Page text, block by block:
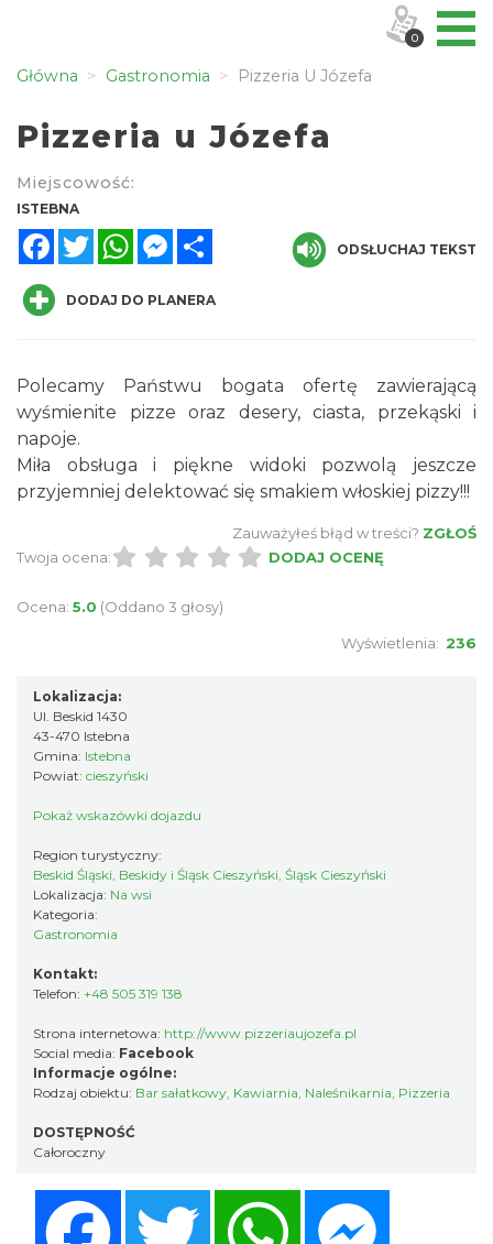
Główna Gastronomia Pizzeria U Józefa
Pizzeria u Józefa
Miejscowość:
ISTEBNA
FacebookTwitterWhatsAppMessenger
ODSŁUCHAJ TEKST
DODAJ DO PLANERA
Polecamy Państwu bogata ofertę zawierającą
wyśmienite pizze oraz desery, ciasta, przekąski i
napoje.
Miła obsługa i piękne widoki pozwolą jeszcze
przyjemniej delektować się smakiem włoskiej pizzy!!!
Zauważyłeś błąd w treści? ZGŁOŚ
Twoja ocena:
DODAJ OCENĘ
Ocena: 5.0 (Oddano 3 głosy)
Wyświetlenia: 236
Lokalizacja:
Ul. Beskid 1430
43-470 Istebna
Gmina: Istebna
Powiat: cieszyński
Pokaż wskazówki dojazdu
Region turystyczny:
Beskid Śląski, Beskidy i Śląsk Cieszyński, Śląsk Cieszyński
Lokalizacja: Na wsi
Kategoria:
Gastronomia
Kontakt:
Telefon: +48 505 319 138
Strona internetowa: http://www.pizzeriaujozefa.pl
Social media: Facebook
Informacje ogólne:
Rodzaj obiektu: Bar sałatkowy, Kawiarnia, Naleśnikarnia, Pizzeria
DOSTĘPNOŚĆ
Całoroczny
Twitter WhatsApp
0